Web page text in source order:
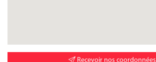
Recevoir nos coordonnées